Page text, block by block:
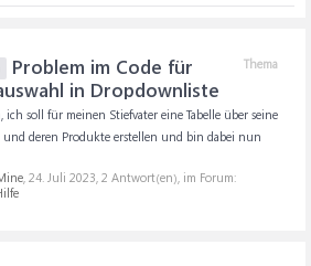
Thema
Problem im Code für
in Dropdownliste
ich soll für meinen Stiefvater eine Tabelle über seine
und deren Produkte erstellen und bin dabei nun
, 24. Juli 2023, 2 Antwort(en), im Forum: